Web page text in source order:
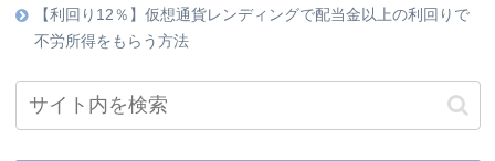
【利回り12％】仮想通貨レンディングで配当金以上の利回りで
不労所得をもらう方法